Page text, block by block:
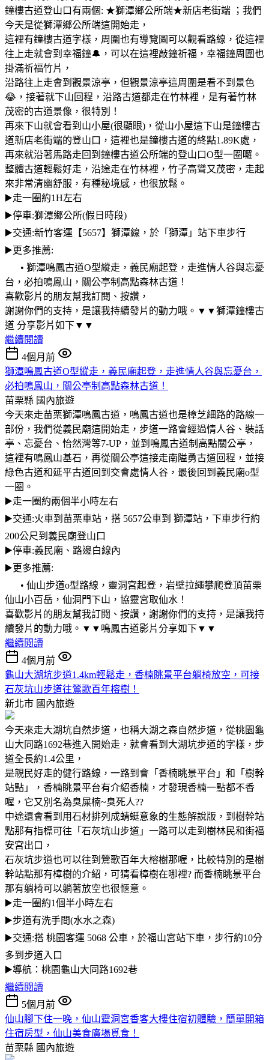
鐘樓古道登山口有兩個: ★獅潭鄉公所端★新店老街端 ；我們
今天是從獅潭鄉公所端這開始走，
這裡有鐘樓古道字樣，周圍也有導覽圖可以觀看路線，從這裡
往上走就會到幸福鐘🔔，可以在這裡敲鐘祈福，幸福鐘周圍也
掛滿祈福竹片，
沿路往上走會到觀景涼亭，但觀景涼亭這周圍是看不到景色
😂，接著就下山回程，沿路古道都走在竹林裡，是有著竹林
茂密的古道景像，很特別！
再來下山就會看到山小屋(很顯眼)，從山小屋這下山是鐘樓古
道新店老街端的登山口，這裡也是鐘樓古道的終點1.89K處，
再來就沿著馬路走回到鐘樓古道公所端的登山口O型一圈囉。
整體古道輕鬆好走，沿途走在竹林裡，竹子高聳又茂密，走起
來非常清幽舒服，有種秘境感，也很放鬆。
▶️走一圈約1H左右
▶️停車:獅潭鄉公所(假日時段)
▶️交通:新竹客運【5657】獅潭線，於「獅潭」站下車步行
▶️更多推薦:
• 獅潭鳴鳳古道O型縱走，義民廟起登，走進情人谷與忘憂
台，必拍鳴鳳山，關公亭制高點森林古道！
喜歡影片的朋友幫我訂閱、按讚，
謝謝你們的支持，是讓我持續發片的動力哦。▼▼獅潭鐘樓古
道 分享影片如下▼▼
繼續閱讀
4個月前
獅潭鳴鳳古道O型縱走，義民廟起登，走進情人谷與忘憂台，
必拍鳴鳳山，關公亭制高點森林古道！
苗栗縣 國內旅遊
今天來走苗栗獅潭鳴鳳古道，鳴鳳古道也是樟芝細路的路線一
部份，我們從義民廟這開始走，步道一路會經過情人谷、裝話
亭、忘憂台、怡然灣等7-UP，並到鳴鳳古道制高點關公亭，
這裡有鳴鳳山基石，再從關公亭這接走南隘勇古道回程，並接
綠色古道和延平古道回到交會處情人谷，最後回到義民廟o型
一圈。
▶️走一圈約兩個半小時左右
▶️交通:火車到苗栗車站，搭 5657公車到 獅潭站，下車步行約
200公尺到義民廟登山口
▶️停車:義民廟、路邊白線內
▶️更多推薦:
• 仙山步道o型路線，靈洞宮起登，岩壁拉繩攀爬登頂苗栗
仙山小百岳，仙洞門下山，協靈宮取仙水！
喜歡影片的朋友幫我訂閱、按讚，謝謝你們的支持，是讓我持
續發片的動力哦。▼▼鳴鳳古道影片分享如下▼▼
繼續閱讀
4個月前
龜山大湖坑步道1.4km輕鬆走，香楠眺景平台躺椅放空，可接
石灰坑山步道往鶯歌百年榕樹！
新北市 國內旅遊
今天來走大湖坑自然步道，也稱大湖之森自然步道，從桃園龜
山大同路1692巷進入開始走，就會看到大湖坑步道的字樣，步
道全長約1.4公里，
是親民好走的健行路線，一路到會「香楠眺景平台」和「樹幹
站點」，香楠眺景平台有介紹香楠，才發現香楠一點都不香
喔，它又別名為臭屎楠~臭死人??
中途還會看到用石材排列成蜻蜓意象的生態解說版，到樹幹站
點那有指標可往「石灰坑山步道」一路可以走到樹林民和街福
安宮出口，
石灰坑步道也可以往到鶯歌百年大榕樹那喔，比較特別的是樹
幹站點那有樟樹的介紹，可猜看樟樹在哪裡? 而香楠眺景平台
那有躺椅可以躺著放空也很愜意。
▶️走一圈約1個半小時左右
▶️步道有洗手間(水水之森)
▶️交通:搭 桃園客運 5068 公車，於福山宮站下車，步行約10分
多到步道入口
▶️導航：桃園龜山大同路1692巷
繼續閱讀
5個月前
仙山腳下住一晚，仙山靈洞宮香客大樓住宿初體驗，簡單開箱
住宿房型，仙山美食廣場覓食！
苗栗縣 國內旅遊